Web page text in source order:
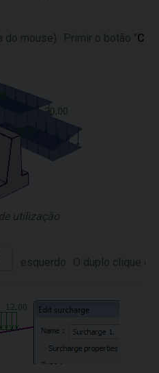
do mouse) Primir o botão "
utilização
esquerdo O duplo clique